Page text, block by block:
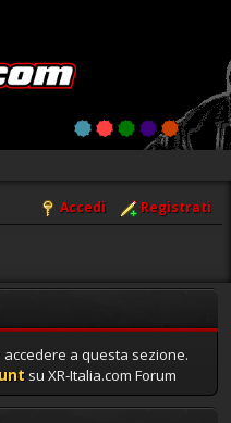
Accedi Registrati
a questa sezione.
su XR-Italia.com Forum